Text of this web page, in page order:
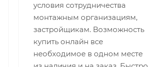
условия сотрудничества
монтажным организациям,
застройщикам. Возможность
купить онлайн все
необходимое в одном месте